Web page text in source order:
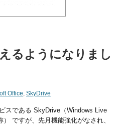
るようになりまし
Office, SkyDrive
スである SkyDrive（Windows Live
ですが、先月機能強化がなされ、